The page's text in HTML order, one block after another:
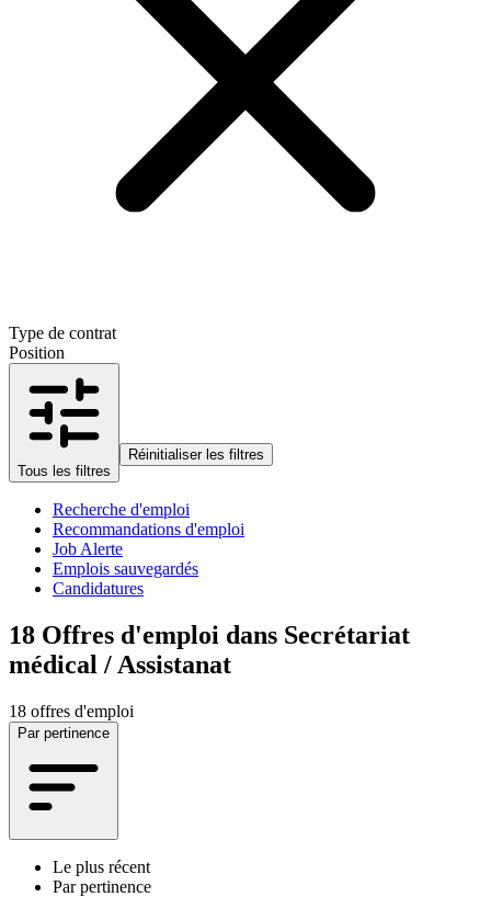
Type de contrat
Position
Tous les filtres
Réinitialiser les filtres
Recherche d'emploi
Recommandations d'emploi
Job Alerte
Emplois sauvegardés
Candidatures
18 Offres d'emploi dans Secrétariat
médical / Assistanat
18 offres d'emploi
Par pertinence
Le plus récent
Par pertinence